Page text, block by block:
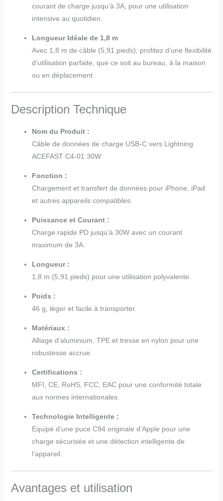
courant de charge jusqu’à 3A, pour une utilisation
intensive au quotidien.
Longueur Idéale de 1,8 m
Avec 1,8 m de câble (5,91 pieds), profitez d’une flexibilité
d’utilisation parfaite, que ce soit au bureau, à la maison
ou en déplacement.
Description Technique
Nom du Produit :
Câble de données de charge USB-C vers Lightning
ACEFAST C4-01 30W
Fonction :
Chargement et transfert de données pour iPhone, iPad
et autres appareils compatibles.
Puissance et Courant :
Charge rapide PD jusqu’à 30W avec un courant
maximum de 3A.
Longueur :
1,8 m (5,91 pieds) pour une utilisation polyvalente.
Poids :
46 g, léger et facile à transporter.
Matériaux :
Alliage d’aluminium, TPE et tresse en nylon pour une
robustesse accrue.
Certifications :
MFI, CE, RoHS, FCC, EAC pour une conformité totale
aux normes internationales.
Technologie Intelligente :
Equipé d’une puce C94 originale d’Apple pour une
charge sécurisée et une détection intelligente de
l’appareil.
Avantages et utilisation